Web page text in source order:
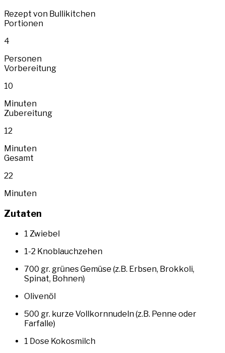
Rezept von Bullikitchen
Portionen
4
Personen
Vorbereitung
10
Minuten
Zubereitung
12
Minuten
Gesamt
22
Minuten
Zutaten
1 Zwiebel
1-2 Knoblauchzehen
700 gr. grünes Gemüse (z.B. Erbsen, Brokkoli,
Spinat, Bohnen)
Olivenöl
500 gr. kurze Vollkornnudeln (z.B. Penne oder
Farfalle)
1 Dose Kokosmilch